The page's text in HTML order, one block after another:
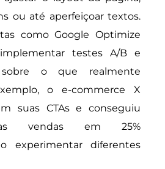
ou até aperfeiçoar textos.
como Google Optimize
testes A/B e
o que realmente
o e-commerce X
suas CTAs e conseguiu
vendas em 25%
experimentar diferentes